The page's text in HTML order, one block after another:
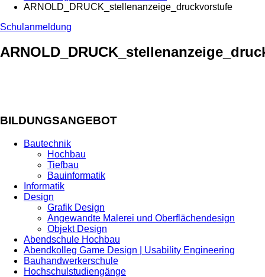
ARNOLD_DRUCK_stellenanzeige_druckvorstufe
Schulanmeldung
BILDUNGSANGEBOT
Bautechnik
Hochbau
Tiefbau
Bauinformatik
Informatik
Design
Grafik Design
Angewandte Malerei und Oberflächendesign
Objekt Design
Abendschule Hochbau
Abendkolleg Game Design | Usability Engineering
Bauhandwerkerschule
Hochschulstudiengänge